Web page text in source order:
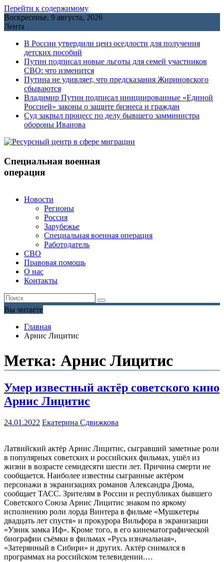
Перейти к содержимому
Воскресенье, 9 августа, 2026
Лента
В России утвердили ценз оседлости для получения
детских пособий
Путин подписал новые льготы для семей участников
СВО: что изменится
Путина не удивляет, что предсказания Жириновского
сбываются
Владимир Путин подписал инициированные «Единой
Россией» законы о защите бизнеса и граждан
Cуд закрыл процесс по делу бывшего замминистра
обороны Иванова
Специальная военная
операция
Новости
Регионы
Россия
Зарубежье
Специальная военная операция
Работодатель
СВО
Правовая помощь
О нас
Контакты
Вы читаете
Главная
Арнис Лицитис
Метка: Арнис Лицитис
Умер известный актёр советского кино
Арнис Лицитис
24.01.2022 Екатерина Сдвижкова
Латвийский актёр Арнис Лицитис, сыгравший заметные роли
в популярных советских и российских фильмах, ушёл из
жизни в возрасте семидесяти шести лет. Причина смерти не
сообщается. Наиболее известны сыгранные актёром
персонажи в экранизациях романов Александра Дюма,
сообщает ТАСС. Зрителям в России и республиках бывшего
Советского Союза Арнис Лицитис знаком по яркому
исполнению роли лорда Винтера в фильме «Мушкетеры
двадцать лет спустя» и прокурора Вильфора в экранизации
«Узник замка Иф». Кроме того, в его кинематографической
биографии съёмки в фильмах «Русь изначальная»,
«Затерянный в Сибири» и других. Актёр снимался в
программах на российском телевидении.…